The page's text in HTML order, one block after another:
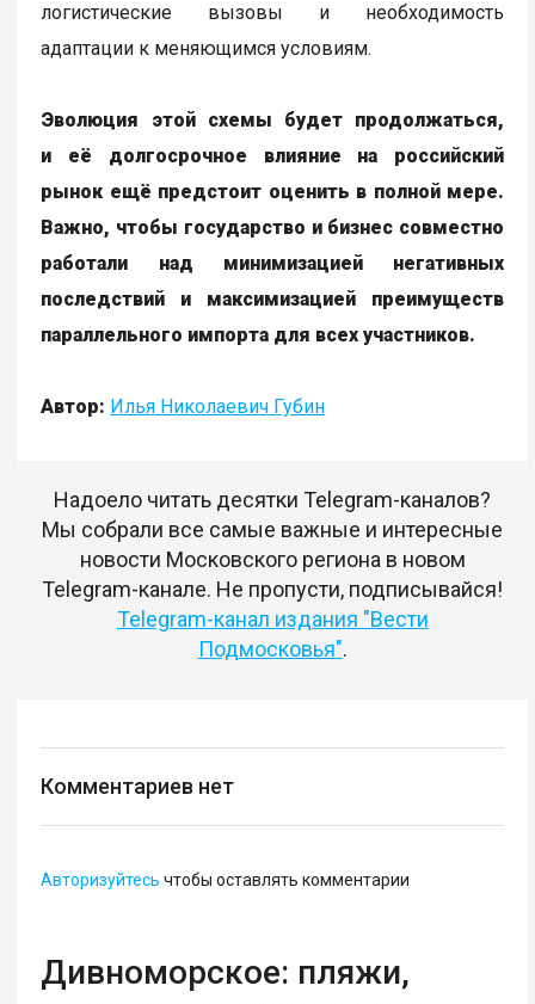
логистические вызовы и необходимость
адаптации к меняющимся условиям.
Эволюция этой схемы будет продолжаться,
и её долгосрочное влияние на российский
рынок ещё предстоит оценить в полной мере.
Важно, чтобы государство и бизнес совместно
работали над минимизацией негативных
последствий и максимизацией преимуществ
параллельного импорта для всех участников.
Автор: Илья Николаевич Губин
Надоело читать десятки Telegram-каналов?
Мы собрали все самые важные и интересные
новости Московского региона в новом
Telegram-канале. Не пропусти, подписывайся!
Telegram-канал издания "Вести
Подмосковья".
Комментариев нет
Авторизуйтесь чтобы оставлять комментарии
Дивноморское: пляжи,